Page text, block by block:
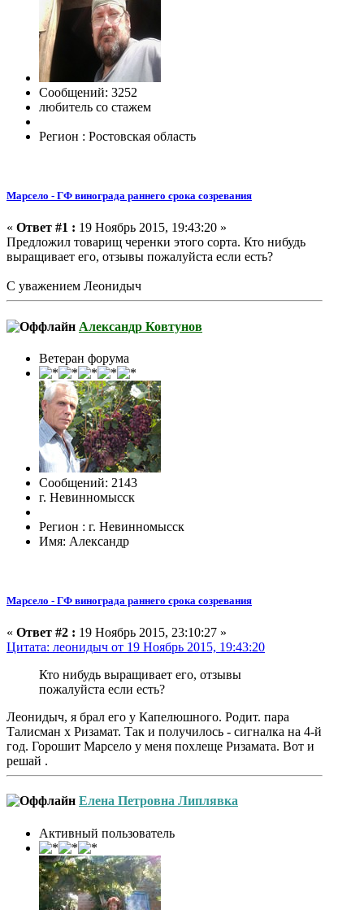
Сообщений: 3252
любитель со стажем
Регион : Ростовская область
Марсело - ГФ винограда раннего срока созревания
« Ответ #1 : 19 Ноябрь 2015, 19:43:20 »
Предложил товарищ черенки этого сорта. Кто нибудь
выращивает его, отзывы пожалуйста если есть?
С уважением Леонидыч
Александр Ковтунов
Ветеран форума
Сообщений: 2143
г. Невинномысск
Регион : г. Невинномысск
Имя: Александр
Марсело - ГФ винограда раннего срока созревания
« Ответ #2 : 19 Ноябрь 2015, 23:10:27 »
Цитата: леонидыч от 19 Ноябрь 2015, 19:43:20
Кто нибудь выращивает его, отзывы
пожалуйста если есть?
Леонидыч, я брал его у Капелюшного. Родит. пара
Талисман х Ризамат. Так и получилось - сигналка на 4-й
год. Горошит Марсело у меня похлеще Ризамата. Вот и
решай .
Елена Петровна Липлявка
Активный пользователь